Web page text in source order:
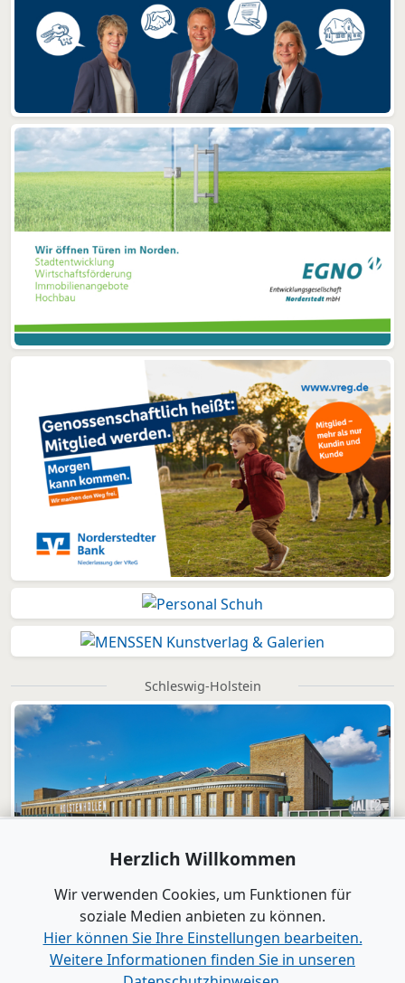
Schleswig-Holstein
Herzlich Willkommen
Wir verwenden Cookies, um Funktionen für
soziale Medien anbieten zu können.
Hier können Sie Ihre Einstellungen bearbeiten.
Weitere Informationen finden Sie in unseren